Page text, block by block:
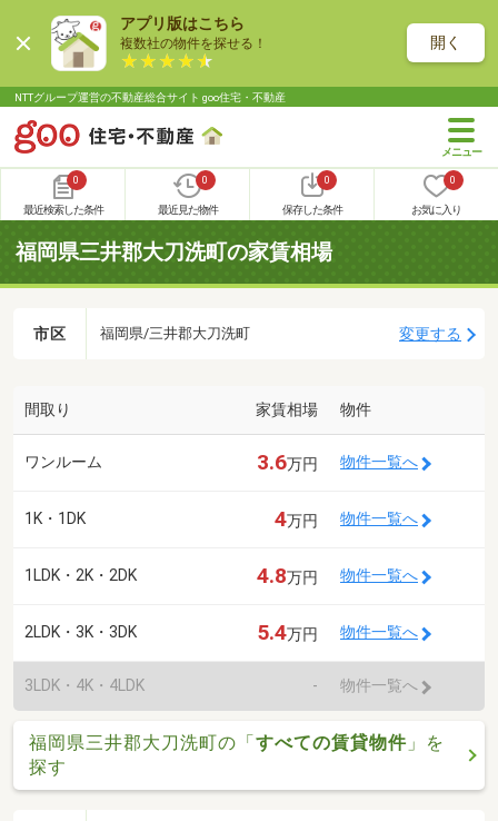
アプリ版はこちら
複数社の物件を探せる！ 開く
NTTグループ運営の不動産総合サイト goo住宅・不動産
0
最近検索した条件
0
最近見た物件
0
保存した条件
0
お気に入り
福岡県三井郡大刀洗町の家賃相場
市区 福岡県/三井郡大刀洗町 変更する
間取り 家賃相場 物件
ワンルーム 3.6万円 物件一覧へ
1K・1DK 4万円 物件一覧へ
1LDK・2K・2DK 4.8万円 物件一覧へ
2LDK・3K・3DK 5.4万円 物件一覧へ
3LDK・4K・4LDK - 物件一覧へ
福岡県三井郡大刀洗町の「すべての賃貸物件 」を
探す